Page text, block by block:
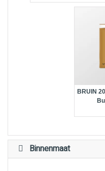
BRUIN
Binnenmaat